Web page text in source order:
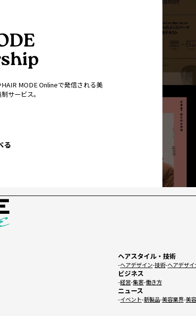
MODE Onlineで発信される美
サービス。
る
ヘアスタイル・技術
ヘアデザイン 技術 ヘアデザ
ビジネス
経営 集客 働き方
ニュース
イベント 新製品 美容業界 美